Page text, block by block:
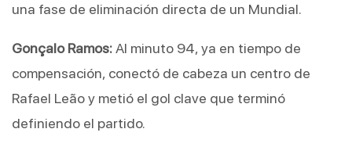
una fase de eliminación directa de un Mundial.
Gonçalo Ramos: Al minuto 94, ya en tiempo de
compensación, conectó de cabeza un centro de
Rafael Leão y metió el gol clave que terminó
definiendo el partido.